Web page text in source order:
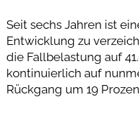
Seit sechs Jahren ist
Entwicklung zu
die Fallbelastung auf
kontinuierlich auf
Rückgang um 19